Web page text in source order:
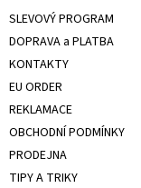
SLEVOVÝ PROGRAM
DOPRAVA a PLATBA
KONTAKTY
EU ORDER
REKLAMACE
OBCHODNÍ PODMÍNKY
PRODEJNA
TIPY A TRIKY